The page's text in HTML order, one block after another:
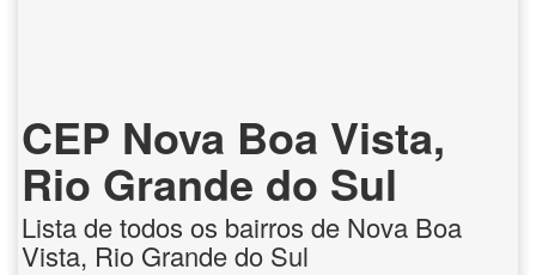
CEP Nova Boa Vista,
Rio Grande do Sul
Lista de todos os bairros de Nova Boa
Vista, Rio Grande do Sul